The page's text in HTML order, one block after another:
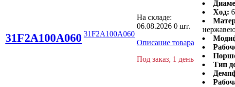
31F2A100A060 31F2A100A060
На складе:
06.08.2026 0 шт.
Описание товара
Под заказ, 1 день
Ход:
Тип